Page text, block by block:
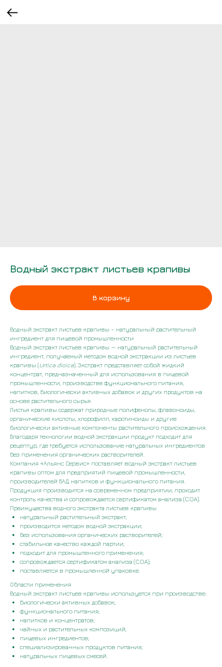
Водный экстракт листьев крапивы
В корзину
Водный экстракт листьев крапивы – натуральный растительный
ингредиент для пищевой промышленности
Водный экстракт листьев крапивы — натуральный растительный
ингредиент, получаемый методом водной экстракции из листьев
крапивы (Urtica dioica). Экстракт представляет собой жидкий
концентрат, предназначенный для использования в пищевой
промышленности, производстве функционального питания,
напитков, биологически активных добавок и других продуктов на
основе растительного сырья.
Листья крапивы содержат природные полифенолы, флавоноиды,
органические кислоты, хлорофилл, каротиноиды и другие
биологически активные компоненты растительного происхождения.
Благодаря технологии водной экстракции продукт подходит для
рецептур, где требуется использование натуральных ингредиентов
без применения органических растворителей.
Компания «Альянс Сервис» поставляет водный экстракт листьев
крапивы оптом для предприятий пищевой промышленности,
производителей БАД, напитков и функционального питания.
Продукция производится на современном предприятии, проходит
контроль качества и сопровождается сертификатом анализа (COA).
Преимущества водного экстракта листьев крапивы
натуральный растительный экстракт;
производится методом водной экстракции;
без использования органических растворителей;
стабильное качество каждой партии;
подходит для промышленного применения;
сопровождается сертификатом анализа (COA);
поставляется в промышленной упаковке.
Области применения
Водный экстракт листьев крапивы используется при производстве:
биологически активных добавок;
функционального питания;
напитков и концентратов;
чайных и растительных композиций;
пищевых ингредиентов;
специализированных продуктов питания;
натуральных пищевых смесей.